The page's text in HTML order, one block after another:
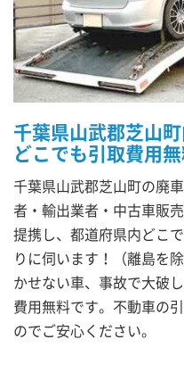
千葉県山武郡芝山
どこでも引取費用
千葉県山武郡芝山町の廃
者・輸出業者・中古車販
提携し、都道府県内どこ
りに伺います！（離島を
かせない車、事故で大破
費用無料です。不動車の
のでご安心ください。